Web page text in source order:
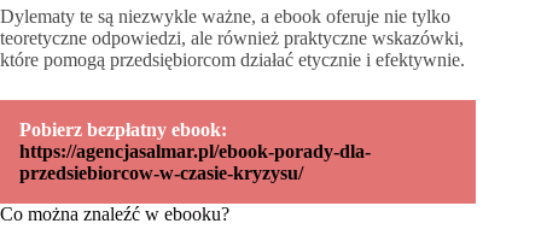
Dylematy te są niezwykle ważne, a ebook oferuje nie tylko
teoretyczne odpowiedzi, ale również praktyczne wskazówki,
które pomogą przedsiębiorcom działać etycznie i efektywnie.
Pobierz bezpłatny ebook:
https://agencjasalmar.pl/ebook-porady-dla-
przedsiebiorcow-w-czasie-kryzysu/
Co można znaleźć w ebooku?